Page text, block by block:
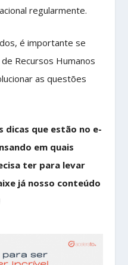
regularmente.
é importante se
Recursos Humanos
as questões
dicas que estão no e-
em quais
ter para levar
já nosso conteúdo